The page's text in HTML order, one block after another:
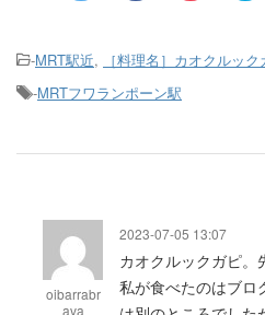
-MRT駅近,
［料理名］カオクルック
-MRTフワランポーン駅
oibarrabr
ava
2023-07-05 13:07
カオクルックガピ。
私が食べたのはブロ